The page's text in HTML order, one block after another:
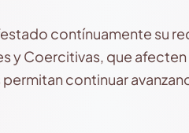
contínuamente su
y Coercitivas, que
continuar